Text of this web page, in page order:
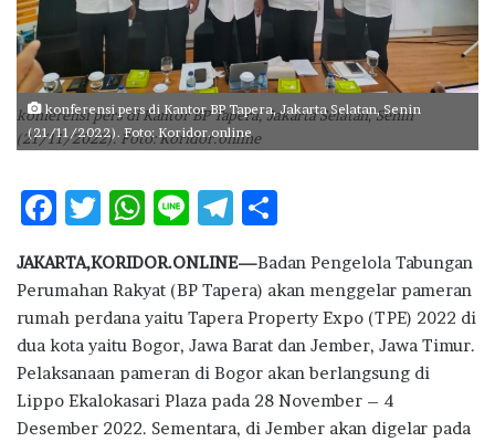
konferensi pers di Kantor BP Tapera, Jakarta Selatan, Senin
(21/11/2022). Foto: Koridor.online
konferensi pers di Kantor BP Tapera, Jakarta Selatan, Senin
(21/11/2022). Foto: Koridor.online
F
e
b
o
o
k
T
it
te
r
W
at
s
A
p
p
Li
e
T
e
g
ra
m
ar
e
JAKARTA,KORIDOR.ONLINE—Badan Pengelola Tabungan
Perumahan Rakyat (BP Tapera) akan menggelar pameran
rumah perdana yaitu Tapera Property Expo (TPE) 2022 di
dua kota yaitu Bogor, Jawa Barat dan Jember, Jawa Timur.
Pelaksanaan pameran di Bogor akan berlangsung di
Lippo Ekalokasari Plaza pada 28 November – 4
Desember 2022. Sementara, di Jember akan digelar pada